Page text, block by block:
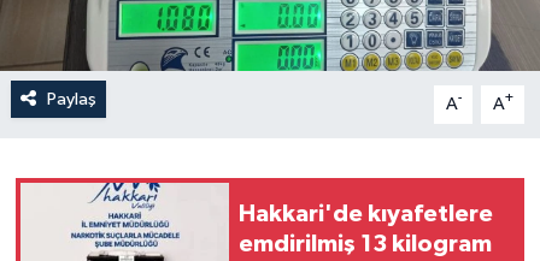
Paylaş A- A+
Hakkari'de kıyafetlere
emdirilmiş 13 kilogram